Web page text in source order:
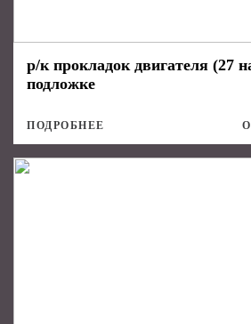
р/к прокладок двигателя (27
подложке
ПОДРОБНЕЕ